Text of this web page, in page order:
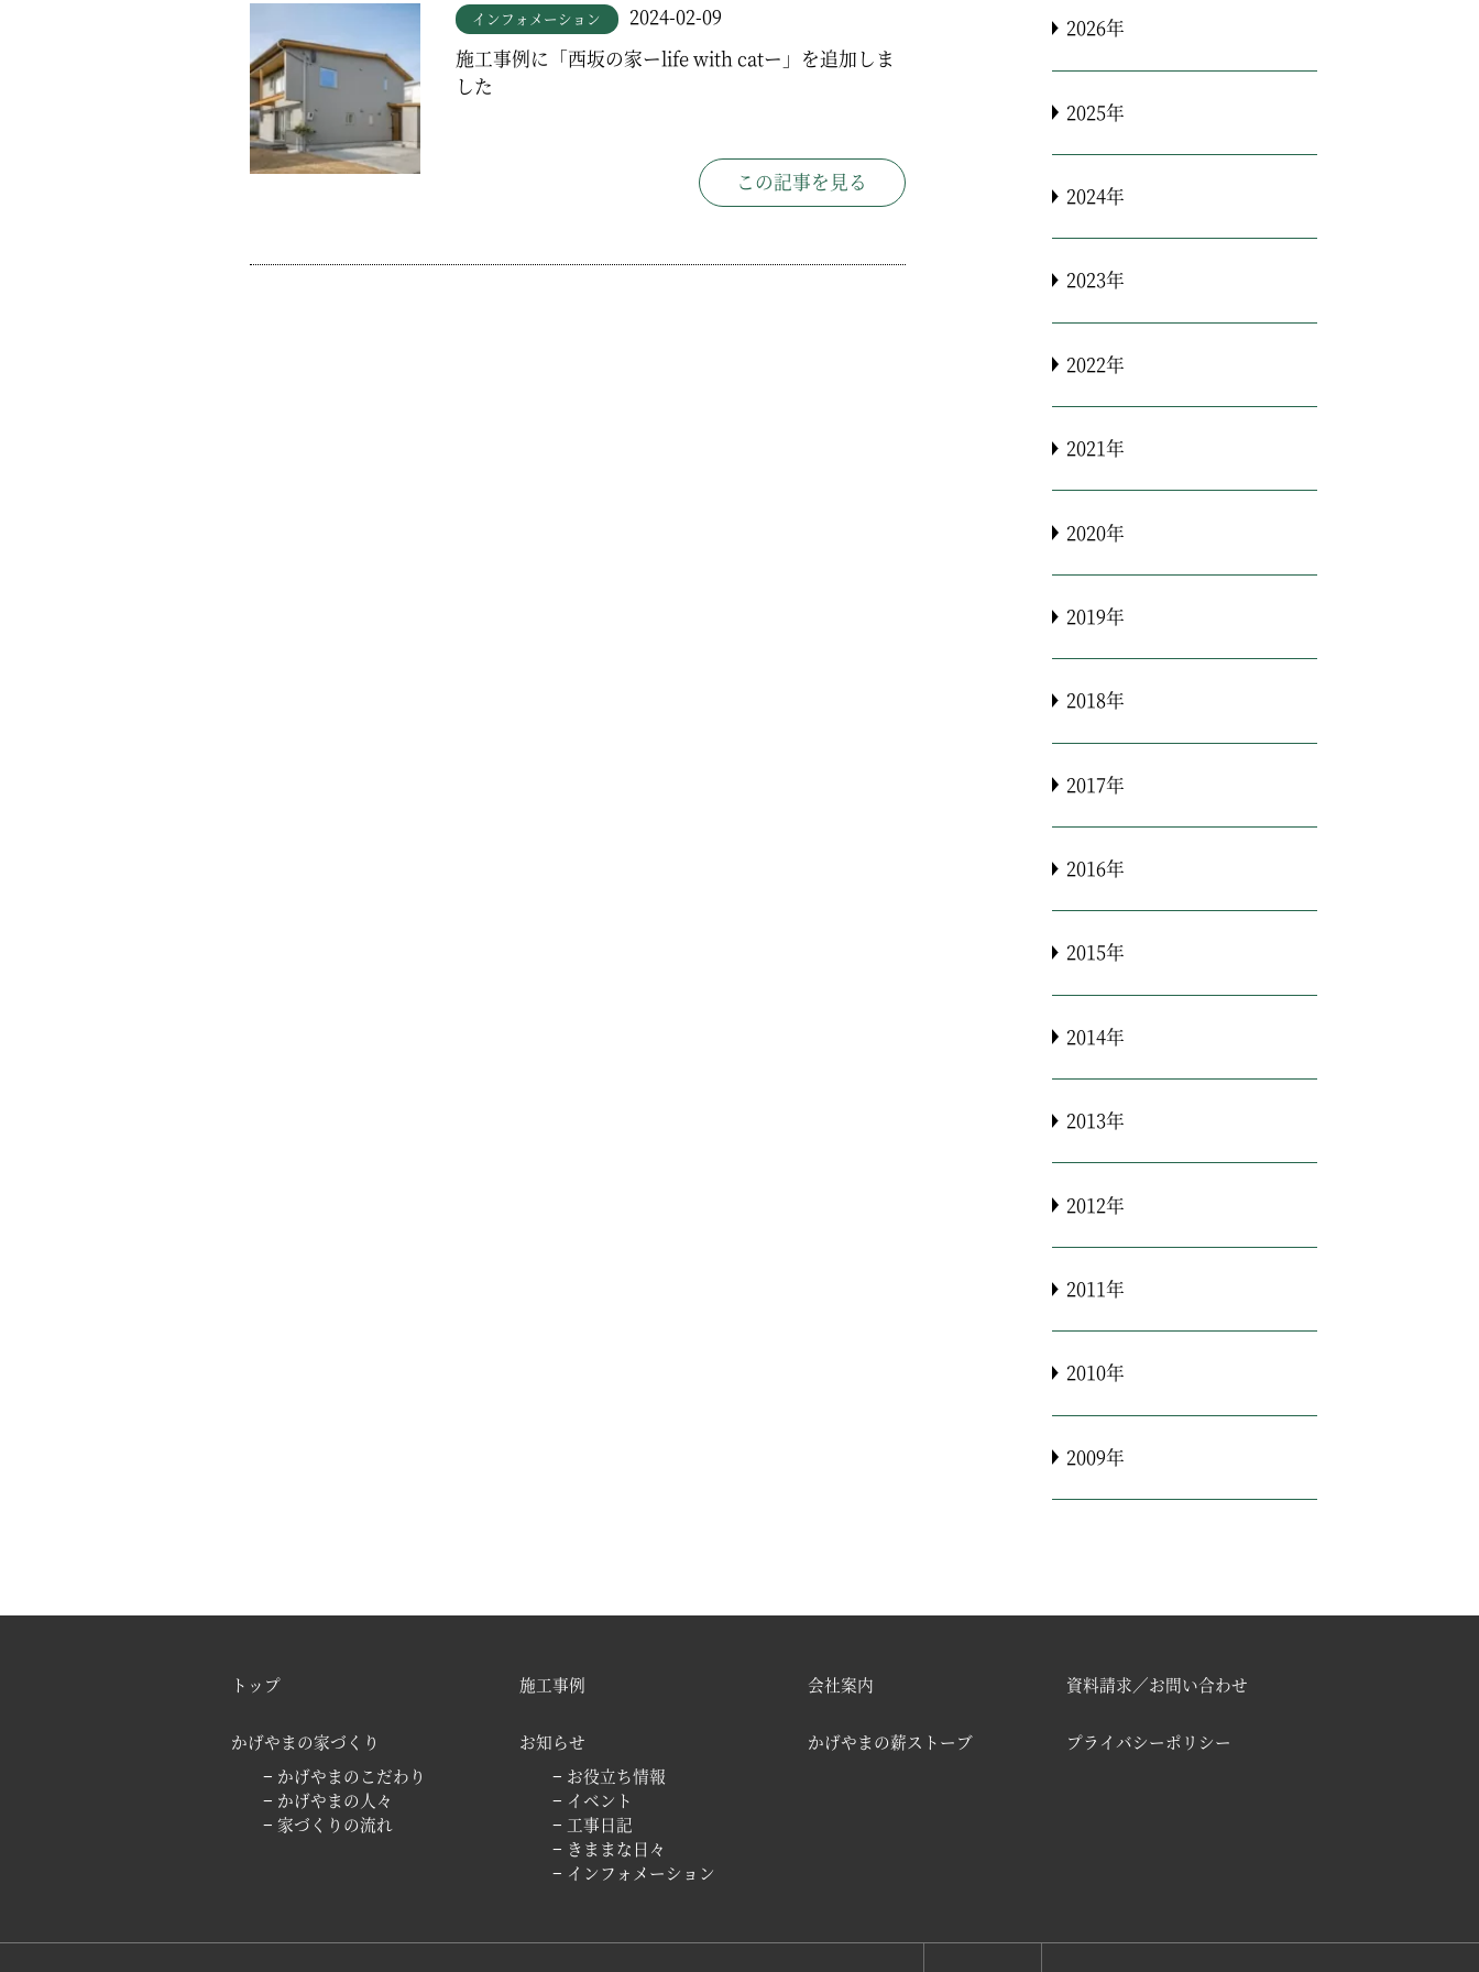
インフォメーション
2024-02-09
施工事例に「西坂の家ーlife with catー」を追加しま
した
この記事を見る
2026年
2025年
2024年
2023年
2022年
2021年
2020年
2019年
2018年
2017年
2016年
2015年
2014年
2013年
2012年
2011年
2010年
2009年
トップ
かげやまの家づくり
− かげやまのこだわり
− かげやまの人々
− 家づくりの流れ
施工事例
お知らせ
− お役立ち情報
− イベント
− 工事日記
− きままな日々
− インフォメーション
会社案内
かげやまの薪ストーブ
資料請求／お問い合わせ
プライバシーポリシー